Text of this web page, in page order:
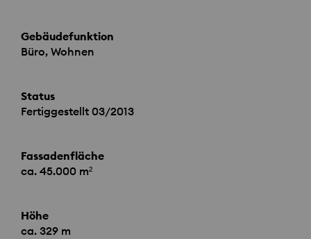
Gebäudefunktion
Büro, Wohnen
Status
Fertiggestellt 03/2013
Fassadenfläche
ca. 45.000 m²
Höhe
ca. 329 m